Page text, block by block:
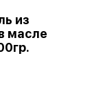
из
масле